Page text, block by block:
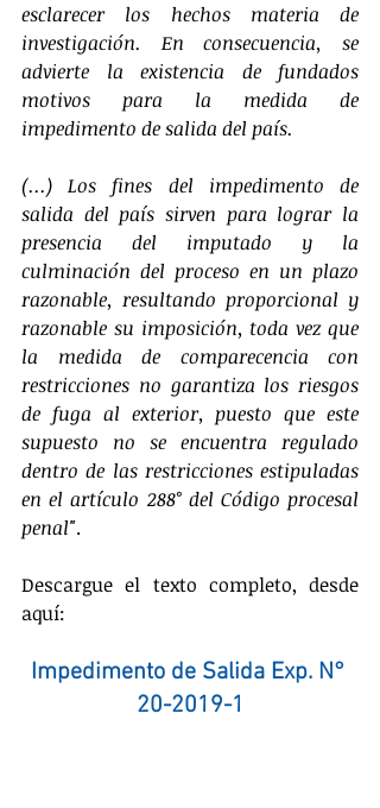
esclarecer los hechos materia de
investigación. En consecuencia, se
advierte la existencia de fundados
motivos para la medida de
impedimento de salida del país.
(...) Los fines del impedimento de
salida del país sirven para lograr la
presencia del imputado y la
culminación del proceso en un plazo
razonable, resultando proporcional y
razonable su imposición, toda vez que
la medida de comparecencia con
restricciones no garantiza los riesgos
de fuga al exterior, puesto que este
supuesto no se encuentra regulado
dentro de las restricciones estipuladas
en el artículo 288° del Código procesal
penal".
Descargue el texto completo, desde
aquí:
Impedimento de Salida Exp. N°
20-2019-1